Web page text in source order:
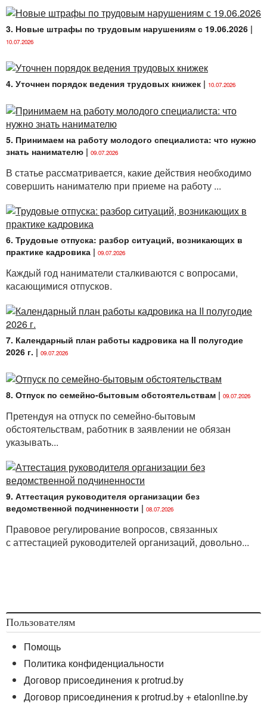
3. Новые штрафы по трудовым нарушениям с 19.06.2026 |
10.07.2026
4. Уточнен порядок ведения трудовых книжек | 10.07.2026
5. Принимаем на работу молодого специалиста: что нужно
знать нанимателю | 09.07.2026
В статье рассматривается, какие действия необходимо
совершить нанимателю при приеме на работу ...
6. Трудовые отпуска: разбор ситуаций, возникающих в
практике кадровика | 09.07.2026
Каждый год наниматели сталкиваются с вопросами,
касающимися отпусков.
7. Календарный план работы кадровика на II полугодие
2026 г. | 09.07.2026
8. Отпуск по семейно-бытовым обстоятельствам | 09.07.2026
Претендуя на отпуск по семейно-бытовым
обстоятельствам, работник в заявлении не обязан
указывать...
9. Аттестация руководителя организации без
ведомственной подчиненности | 08.07.2026
Правовое регулирование вопросов, связанных
с аттестацией руководителей организаций, довольно...
Пользователям
Помощь
Политика конфиденциальности
Договор присоединения к protrud.by
Договор присоединения к protrud.by + etalonline.by